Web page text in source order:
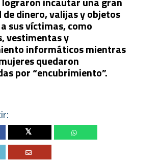
dinero, valijas y objetos
sus víctimas, como
vestimentas y
informáticos mientras
quedaron
por “encubrimiento”.
Twitter